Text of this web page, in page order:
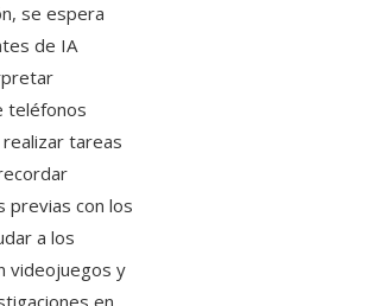
se espera
de IA
teléfonos
tareas
previas con los
a los
videojuegos y